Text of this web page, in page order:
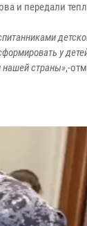
и передали
у
нашей страны»,-